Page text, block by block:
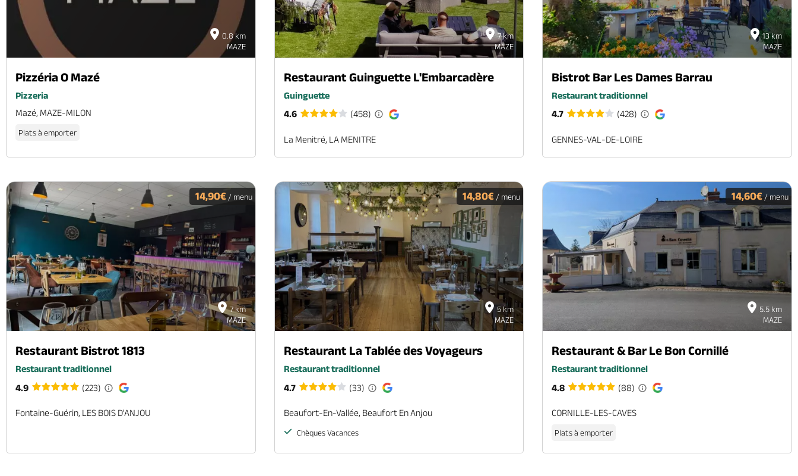
0.8 km
MAZE
Pizzéria O Mazé
Pizzeria
Mazé, MAZE-MILON
Plats à emporter
7 km
MAZE
Restaurant Guinguette L'Embarcadère
Guinguette
4.6
(458)
La Menitré, LA MENITRE
13 km
MAZE
Bistrot Bar Les Dames Barrau
Restaurant traditionnel
4.7
(428)
GENNES-VAL-DE-LOIRE
7 km
MAZE
14,90€/ menu
Restaurant Bistrot 1813
Restaurant traditionnel
4.9
(223)
Fontaine-Guérin, LES BOIS D'ANJOU
5 km
MAZE
14,80€ / menu
Restaurant La Tablée des Voyageurs
Restaurant traditionnel
4.7
(33)
Beaufort-En-Vallée, Beaufort En Anjou
Chèques Vacances
5.5 km
MAZE
14,60€/ menu
Restaurant & Bar Le Bon Cornillé
Restaurant traditionnel
4.8
(88)
CORNILLE-LES-CAVES
Plats à emporter